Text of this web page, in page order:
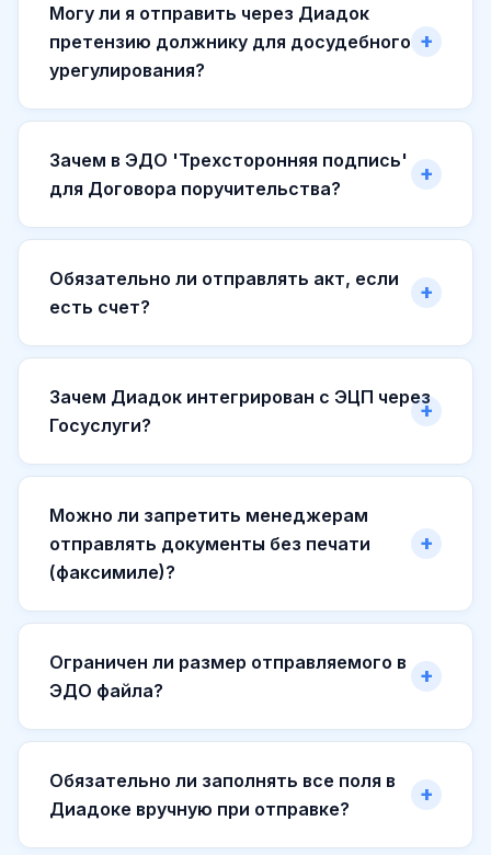
Могу ли я отправить через Диадок
претензию должнику для досудебного
урегулирования?
Зачем в ЭДО 'Трехсторонняя подпись'
для Договора поручительства?
Обязательно ли отправлять акт, если
есть счет?
Зачем Диадок интегрирован с ЭЦП через
Госуслуги?
Можно ли запретить менеджерам
отправлять документы без печати
(факсимиле)?
Ограничен ли размер отправляемого в
ЭДО файла?
Обязательно ли заполнять все поля в
Диадоке вручную при отправке?